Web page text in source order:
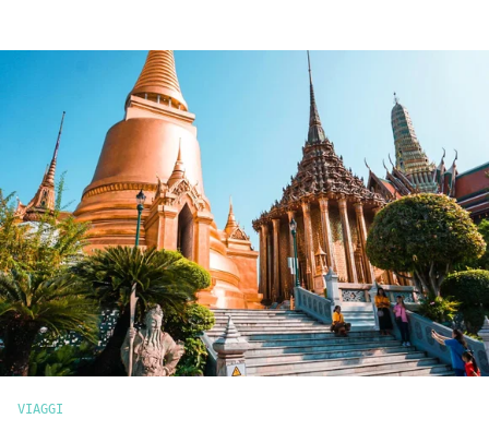
continua evoluzione, con un invidiabile fermento artistico e
culturale in grado [']
VIAGGI